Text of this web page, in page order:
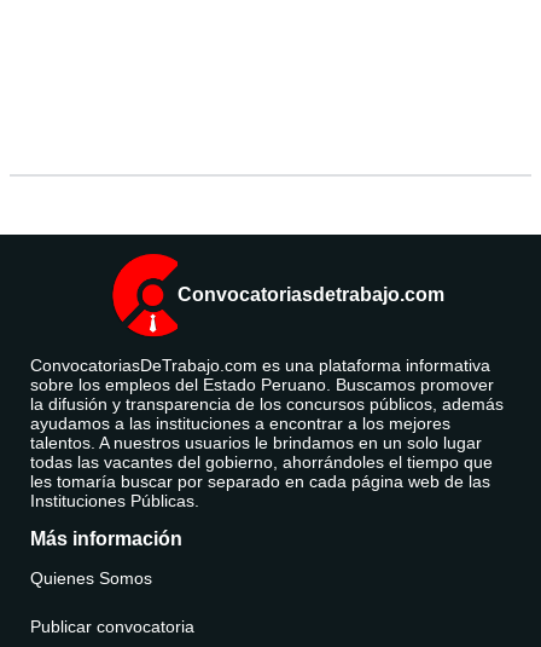
Convocatoriasdetrabajo.com
ConvocatoriasDeTrabajo.com es una plataforma informativa
sobre los empleos del Estado Peruano. Buscamos promover
la difusión y transparencia de los concursos públicos, además
ayudamos a las instituciones a encontrar a los mejores
talentos. A nuestros usuarios le brindamos en un solo lugar
todas las vacantes del gobierno, ahorrándoles el tiempo que
les tomaría buscar por separado en cada página web de las
Instituciones Públicas.
Más información
Quienes Somos
Publicar convocatoria